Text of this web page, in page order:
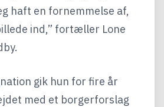
haft en fornemmelse af,
ind,” fortæller Lone
gik hun for fire år
med et borgerforslag